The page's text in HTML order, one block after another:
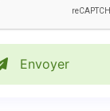
Envoyer